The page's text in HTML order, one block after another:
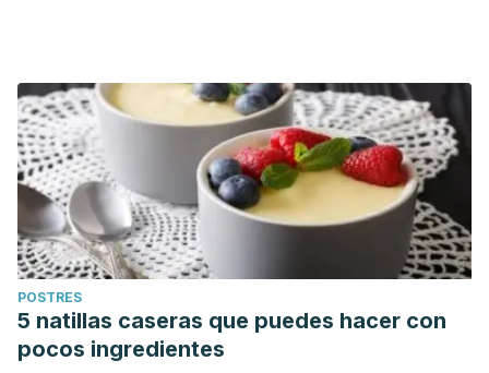
POSTRES
5 natillas caseras que puedes hacer con
pocos ingredientes